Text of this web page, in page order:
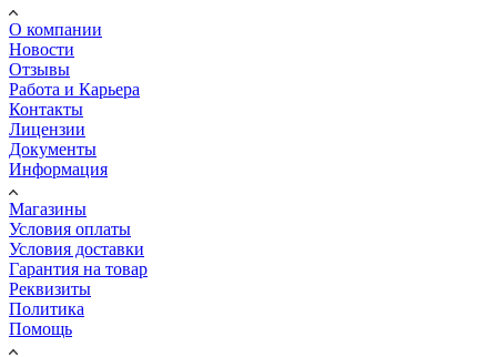
О компании
Новости
Отзывы
Работа и Карьера
Контакты
Лицензии
Документы
Информация
Магазины
Условия оплаты
Условия доставки
Гарантия на товар
Реквизиты
Политика
Помощь